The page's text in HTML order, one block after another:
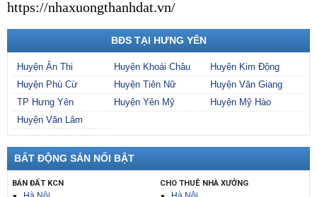
https://nhaxuongthanhdat.vn/
BĐS TẠI HƯNG YÊN
Huyện Ân Thi Huyện Khoái Châu
Huyện Kim Động
Huyện Phù Cừ
Huyện Tiên Nữ
Huyện Văn Giang
TP Hưng Yên
Huyện Yên Mỹ
Huyện Mỹ Hào
Huyện Văn Lâm
BẤT ĐỘNG SẢN NỔI BẬT
BÁN ĐẤT KCN CHO THUÊ NHÀ XƯỞNG